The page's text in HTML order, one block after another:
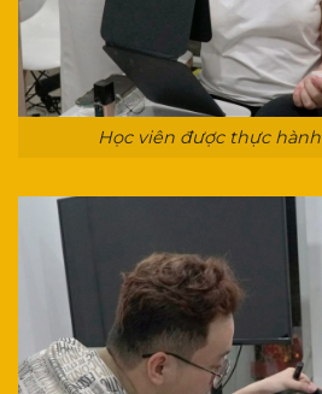
Học viên được thực hành